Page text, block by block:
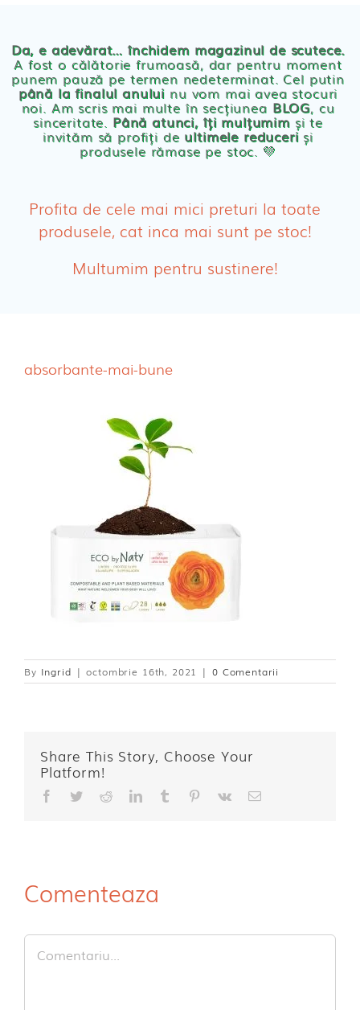
Servetele umede ecologice
Cosmetice BEBE
Olita Bio Naty
PRODUSE FEMEI
Absorbante Post-Natale
Absorbante Incontinenta Urinara
Da, e adevărat… închidem magazinul de scutece.
A fost o călătorie frumoasă, dar pentru moment
punem pauză pe termen nedeterminat. Cel putin
până la finalul anului nu vom mai avea stocuri
noi. Am scris mai multe în secțiunea BLOG, cu
sinceritate. Până atunci, îți mulțumimși te
invităm să profiți de ultimele reduceriși
produsele rămase pe stoc. 💛
Profita de cele mai mici preturi la toate
produsele, cat inca mai sunt pe stoc!
Multumim pentru sustinere!
absorbante-mai-bune
By Ingrid | octombrie 16th, 2021 | 0 Comentarii
Share This Story, Choose Your
Platform!
Facebook
TwitterRedditLinkedIn
TumblrPinterest
Vk
E-
Comenteaza
Comment